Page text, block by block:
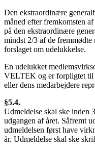
Den ekstraordinære
måned efter fremkomsten
på den ekstraordinære
mindst 2/3 af de
forslaget om udelukkelse.
En udelukket
VELTEK og er forpligtet til
eller dens medarbejdere
§5.4.
Udmeldelse skal ske inden
udgangen af året. Såfremt
udmeldelsen først have
år. Udmeldelse skal ske